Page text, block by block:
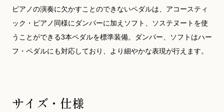
ピアノの演奏に欠かすことのできないペダルは、アコースティ
ック・ピアノ同様にダンパーに加えソフト、ソステヌートを使
うことができる3本ペダルを標準装備。ダンパー、ソフトはハー
フ・ペダルにも対応しており、より細やかな表現が行えます。
サイズ・仕様